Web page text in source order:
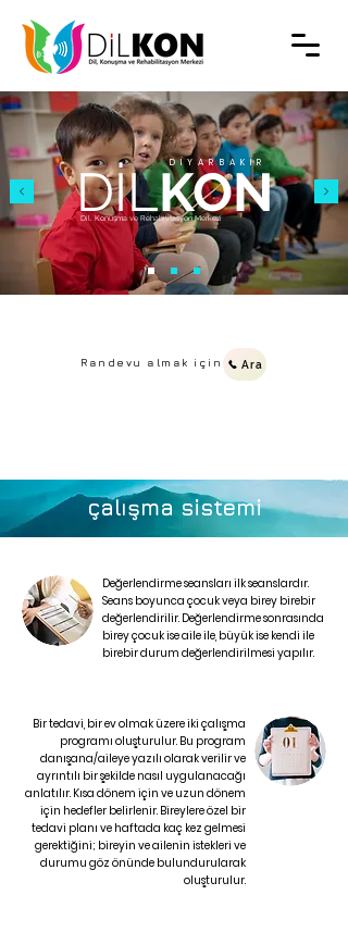
DİLKON
Dil, Konuşma ve Rehabilitasyon Merkezi
DİYARBAKIR
Randevu almak için Ara
çalışma sistemi
Değerlendirme seansları ilk seanslardır.
Seans boyunca çocuk veya birey birebir
değerlendirilir. Değerlendirme sonrasında
birey çocuk ise aile ile, büyük ise kendi ile
birebir durum değerlendirilmesi yapılır.
Bir tedavi, bir ev olmak üzere iki çalışma
programı oluşturulur. Bu program
danışana/aileye yazılı olarak verilir ve
ayrıntılı bir şekilde nasıl uygulanacağı
anlatılır. Kısa dönem için ve uzun dönem
için hedefler belirlenir. Bireylere özel bir
tedavi planı ve haftada kaç kez gelmesi
gerektiğini; bireyin ve ailenin istekleri ve
durumu göz önünde bulundurularak
oluşturulur.